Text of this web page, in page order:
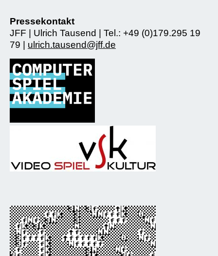
Pressekontakt
JFF | Ulrich Tausend | Tel.: +49 (0)179.295 19
79 | ulrich.tausend@jff.de